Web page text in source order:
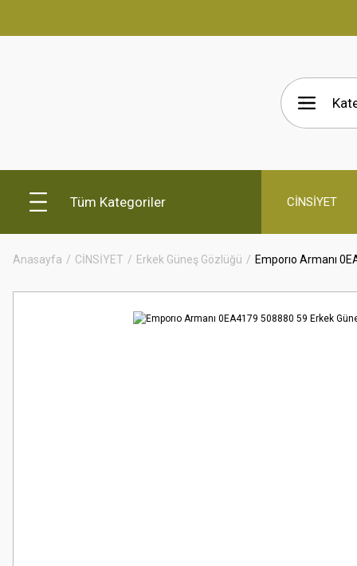
Tüm Kategoriler CİNSİYET
Anasayfa CİNSİYET Erkek Güneş Gözlüğü Emporıo Armanı